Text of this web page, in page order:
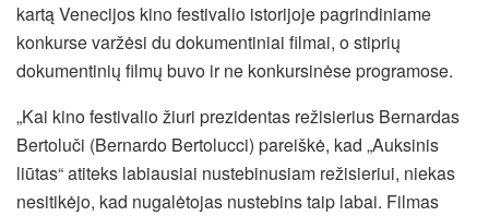
kartą Venecijos kino festivalio istorijoje pagrindiniame
konkurse varžėsi du dokumentiniai filmai, o stiprių
dokumentinių filmų buvo ir ne konkursinėse programose.
„Kai kino festivalio žiuri prezidentas režisierius Bernardas
Bertoluči (Bernardo Bertolucci) pareiškė, kad „Auksinis
liūtas“ atiteks labiausiai nustebinusiam režisieriui, niekas
nesitikėjo, kad nugalėtojas nustebins taip labai. Filmas